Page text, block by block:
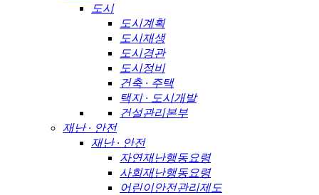
도시
도시계획
도시재생
도시경관
도시정비
건축 · 주택
택지 · 도시개발
건설관리본부
재난 · 안전
재난 · 안전
자연재난행동요령
사회재난행동요령
어린이안전관리제도